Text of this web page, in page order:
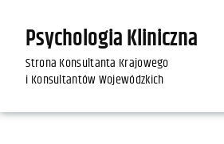
Psychologia Kliniczna
Strona Konsultanta Krajowego
i Konsultantów Wojewódzkich